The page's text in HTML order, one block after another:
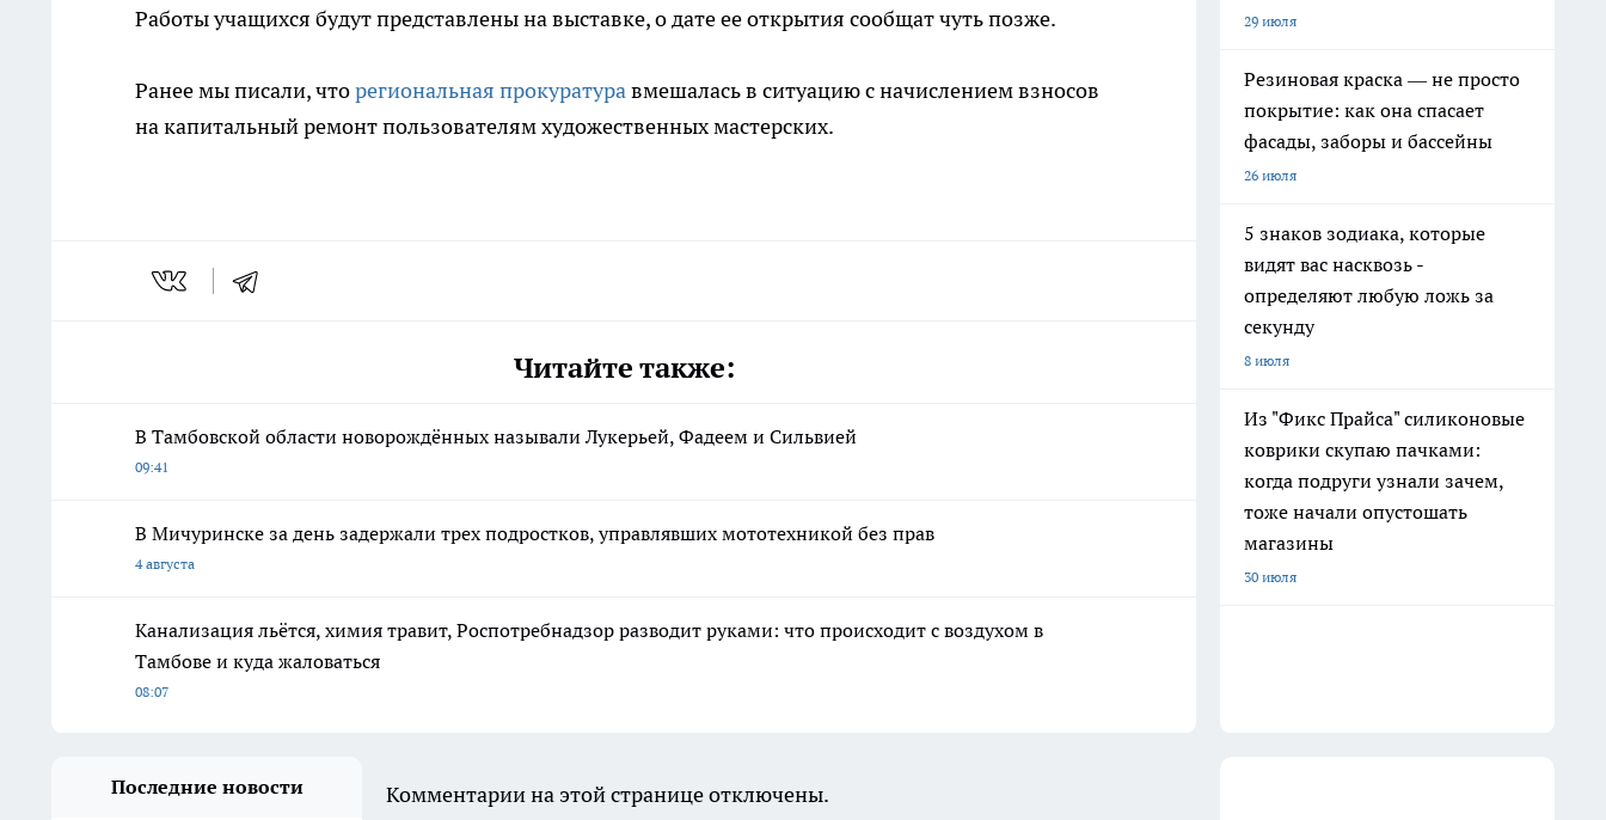
Работы учащихся будут представлены на выставке, о дате ее открытия сообщат чуть позже.
Ранее мы писали, чторегиональная прокуратуравмешалась в ситуацию с начислением взносов
на капитальный ремонт пользователям художественных мастерских.
Читайте также:
В Тамбовской области новорождённых называли Лукерьей, Фадеем и Сильвией
09:41
В Мичуринске за день задержали трех подростков, управлявших мототехникой без прав
4 августа
Канализация льётся, химия травит, Роспотребнадзор разводит руками: что происходит с воздухом в
Тамбове и куда жаловаться
08:07
29 июля
Резиновая краска — не просто
покрытие: как она спасает
фасады, заборы и бассейны
26 июля
5 знаков зодиака, которые
видят вас насквозь -
определяют любую ложь за
секунду
8 июля
Из "Фикс Прайса" силиконовые
коврики скупаю пачками:
когда подруги узнали зачем,
тоже начали опустошать
магазины
30 июля
Последние новости Комментарии на этой странице отключены.